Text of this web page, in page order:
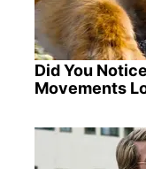
Did You
Movements